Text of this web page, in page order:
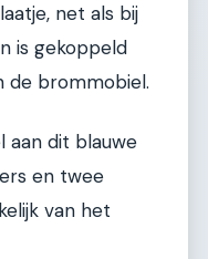
net als bij
is gekoppeld
de brommobiel.
aan dit blauwe
en twee
van het